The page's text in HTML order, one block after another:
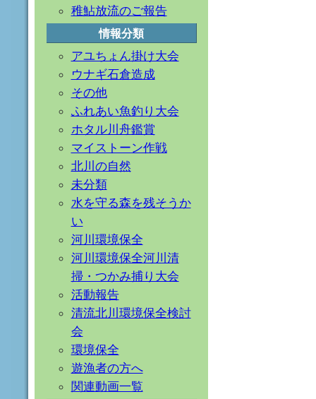
稚鮎放流のご報告
情報分類
アユちょん掛け大会
ウナギ石倉造成
その他
ふれあい魚釣り大会
ホタル川舟鑑賞
マイストーン作戦
北川の自然
未分類
水を守る森を残そうか
い
河川環境保全
河川環境保全河川清
掃・つかみ捕り大会
活動報告
清流北川環境保全検討
会
環境保全
遊漁者の方へ
関連動画一覧